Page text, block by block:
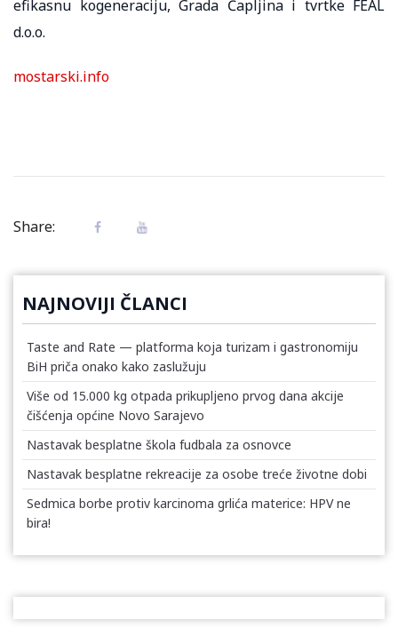
efikasnu kogeneraciju, Grada Čapljina i tvrtke FEAL
d.o.o.
mostarski.info
Share:
NAJNOVIJI ČLANCI
Taste and Rate — platforma koja turizam i gastronomiju
BiH priča onako kako zaslužuju
Više od 15.000 kg otpada prikupljeno prvog dana akcije
čišćenja općine Novo Sarajevo
Nastavak besplatne škola fudbala za osnovce
Nastavak besplatne rekreacije za osobe treće životne dobi
Sedmica borbe protiv karcinoma grlića materice: HPV ne
bira!